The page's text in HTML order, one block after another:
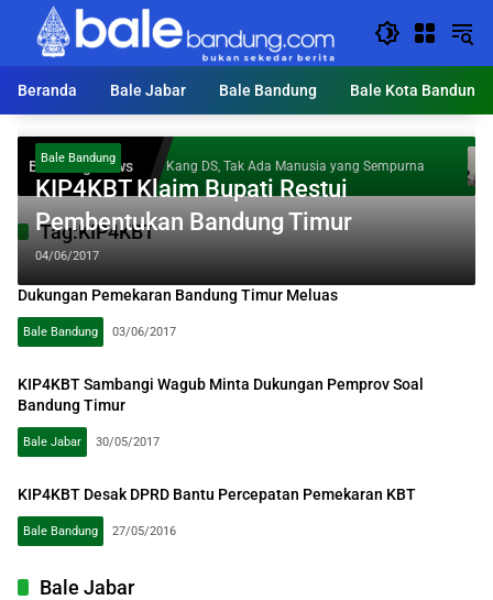
Langsung
konten
Beranda
Bale Jabar Bale Bandung Bale Kota Bandung
Breaking News Kang DS, Tak Ada Manusia yang Sempurna
Tag:KIP4KBT
Bale Bandung
KIP4KBT Klaim Bupati Restui
Pembentukan Bandung Timur
04/06/2017
Dukungan Pemekaran Bandung Timur Meluas
Bale Bandung 03/06/2017
KIP4KBT Sambangi Wagub Minta Dukungan Pemprov Soal
Bandung Timur
Bale Jabar 30/05/2017
KIP4KBT Desak DPRD Bantu Percepatan Pemekaran KBT
Bale Bandung 27/05/2016
Bale Jabar